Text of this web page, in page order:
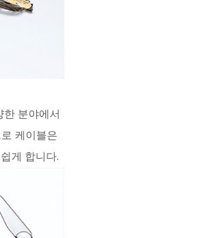
분야에서
케이블은
게 합니다.